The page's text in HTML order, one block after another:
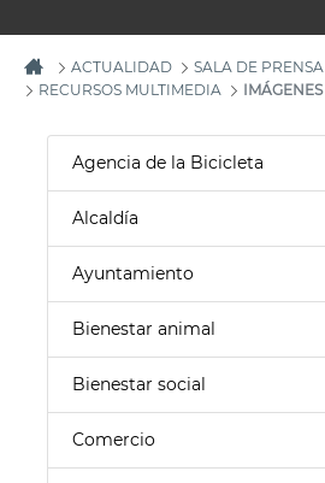
ACTUALIDAD
SALA DE PRENSA
RECURSOS MULTIMEDIA
IMÁGENES
Agencia de la Bicicleta
Alcaldía
Ayuntamiento
Bienestar animal
Bienestar social
Comercio